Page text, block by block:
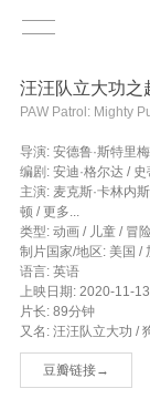
汪汪队立大功之
PAW Patrol: Mighty
导演: 安德鲁·斯特里
编剧: 安迪·格尔达 / 史
主演: 麦克斯·卡林内
顿 / 更多...
类型: 动画 / 儿童 / 冒
制片国家/地区: 美国 /
语言: 英语
上映日期: 2020-11-
片长: 89分钟
又名: 汪汪队立大功 /
豆瓣链接→